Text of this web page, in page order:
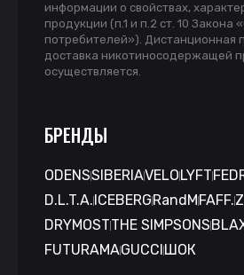
информации о свойствах,
продукции (п.1 и п.2 ст. 10 Закона
потребителей»). Дистанционная
доставка никотиносодержащей
осуществляется.
БРЕНДЫ
ODENSSIBERIAVELO LYFT
D.L.T.A. ICEBERG RandM FAFF.
DRYMOSTTHE SIMPSONS
FUTURAMAGUCCI ШОК